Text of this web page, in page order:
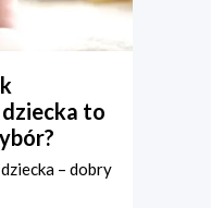
to
– dobry